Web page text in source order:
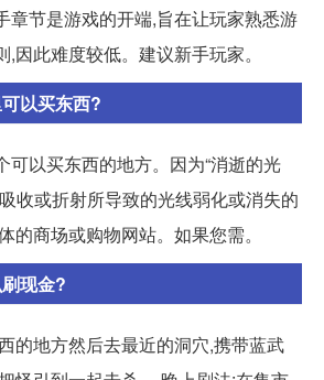
章节是游戏的开端,旨在让玩家熟悉游
因此难度较低。建议新手玩家。
以买东西?
可以买东西的地方。因为“消逝的光
收或折射所导致的光线弱化或消失的
的商场或购物网站。如果您需。
现金?
的地方然后去最近的洞穴,携带蓝武